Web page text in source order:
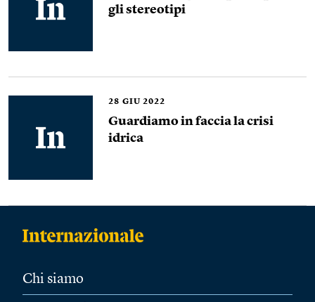
gli stereotipi
28 GIU 2022
Guardiamo in faccia la crisi
idrica
Chi siamo